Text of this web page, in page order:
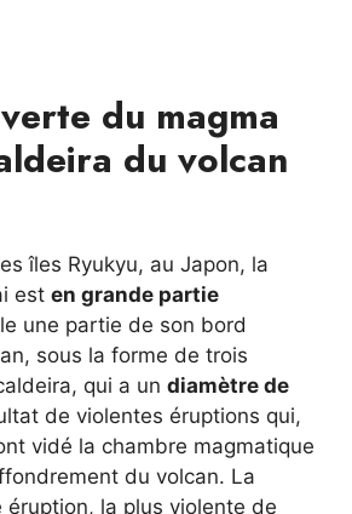
du magma
du volcan
îles Ryukyu, au Japon, la
est en grande partie
une partie de son bord
sous la forme de trois
qui a un diamètre de
de violentes éruptions qui,
vidé la chambre magmatique
du volcan. La
éruption, la plus violente de